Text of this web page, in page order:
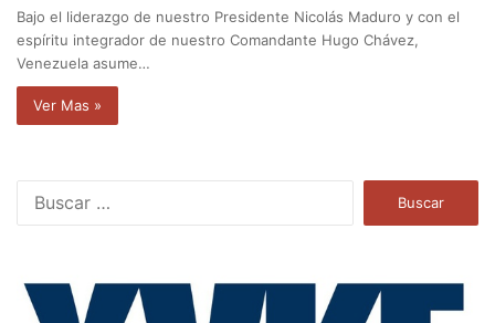
Bajo el liderazgo de nuestro Presidente Nicolás Maduro y con el
espíritu integrador de nuestro Comandante Hugo Chávez,
Venezuela asume…
Ver Mas »
a